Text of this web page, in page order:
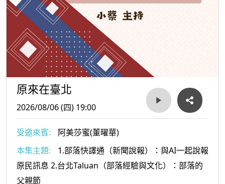
原來在臺北
2026/08/06 (四) 19:00
受邀來賓:
阿美莎蜜(董曜華)
本集主題:
1.部落快譯通（新聞說報）：與AI一起說報
原民訊息 2.台北Taluan（部落經驗與文化）：部落的
父親節